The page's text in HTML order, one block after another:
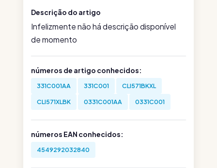
Descrição do artigo
Infelizmente não há descrição disponível
de momento
números de artigo conhecidos:
331C001AA 331C001 CLI571BKXL
CLI571XLBK 0331C001AA 0331C001
números EAN conhecidos:
4549292032840